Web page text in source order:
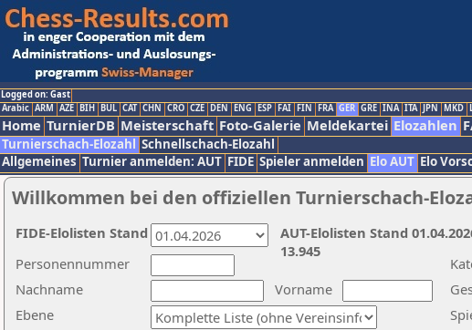
Logged on: Gast
Arabic ARM AZE BIH BUL CAT CHN CRO CZE DEN ENG ESP FAI FIN FRA GER GRE INA ITA JPN MKD
Home TurnierDB Meisterschaft Foto-Galerie Meldekartei Elozahlen
Turnierschach-Elozahl Schnellschach-Elozahl
Allgemeines Turnier anmelden: AUT FIDE Spieler anmelden Elo AUT Elo
Willkommen bei den offiziellen Turnierschach-
Nachname
Vorname
Ebene
Personennummer
AUT-Elolisten Stand
13.945
FIDE-Elolisten Stand